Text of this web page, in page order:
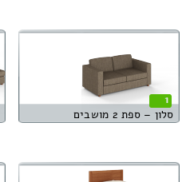
1
סלון – ספת 2 מושבים